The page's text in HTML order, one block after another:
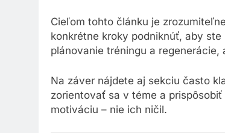
Cieľom tohto článku je
konkrétne kroky podniknúť, aby
plánovanie tréningu a
Na záver nájdete aj sekciu často
zorientovať sa v téme a
motiváciu – nie ich ničil.